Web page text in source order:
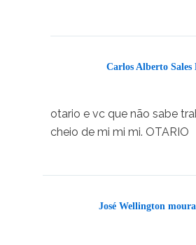
Carlos Alberto Sales
otario e vc que não sabe
cheio de mi mi mi. OTARIO
José Wellington